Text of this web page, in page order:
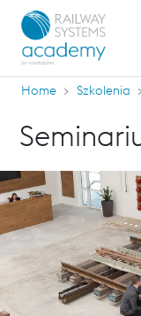
Home Szkolenia